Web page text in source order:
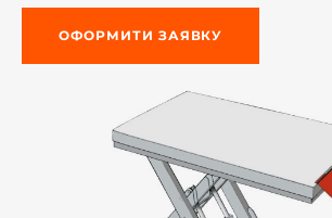
ОФОРМИТИ ЗАЯВКУ